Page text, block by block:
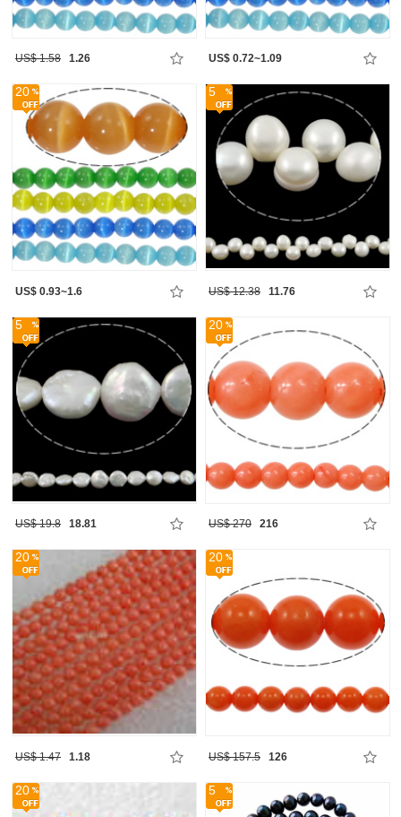
US$ 1.58 1.26 US$ 0.72~1.09
20
US$ 0.93~1.6
5
US$ 12.38 11.76
5
US$ 19.8 18.81
20
US$ 270 216
20
US$ 1.47 1.18
20
US$ 157.5 126
20 5